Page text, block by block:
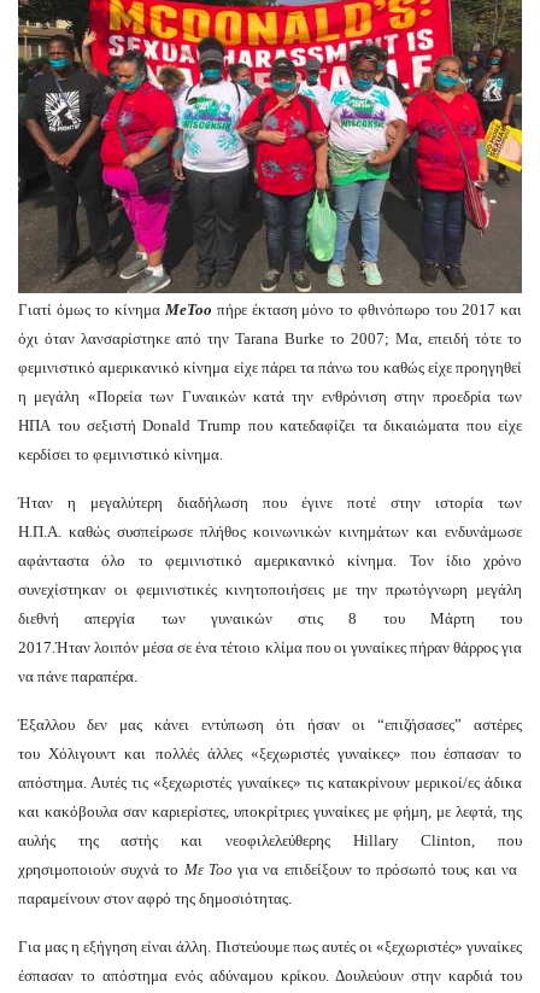
Γιατί όμως το κίνημα MeToo πήρε έκταση μόνο το φθινόπωρο του 2017 και
όχι όταν λανσαρίστηκε από την Tarana Burke το 2007; Μα, επειδή τότε το
φεμινιστικό αμερικανικό κίνημα είχε πάρει τα πάνω του καθώς είχε προηγηθεί
η μεγάλη «Πορεία των Γυναικών κατά την ενθρόνιση στην προεδρία των
ΗΠΑ του σεξιστή Donald Trump που κατεδαφίζει τα δικαιώματα που είχε
κερδίσει το φεμινιστικό κίνημα.
Ήταν η μεγαλύτερη διαδήλωση που έγινε ποτέ στην ιστορία των
Η.Π.Α. καθώς συσπείρωσε πλήθος κοινωνικών κινημάτων και ενδυνάμωσε
αφάνταστα όλο το φεμινιστικό αμερικανικό κίνημα. Τον ίδιο χρόνο
συνεχίστηκαν οι φεμινιστικές κινητοποιήσεις με την πρωτόγνωρη μεγάλη
διεθνή απεργία των γυναικών στις 8 του Μάρτη του
2017.Ήταν λοιπόν μέσα σε ένατέτοιο κλίμα που οι γυναίκες πήραν θάρρος για
να πάνε παραπέρα.
Έξαλλου δεν μας κάνει εντύπωση ότι ήσαν οι “επιζήσασες” αστέρες
του Χόλιγουντ και πολλές άλλες «ξεχωριστές γυναίκες» που έσπασαν το
απόστημα. Αυτές τις «ξεχωριστές γυναίκες» τις κατακρίνουν μερικοί/ες άδικα
και κακόβουλα σαν καριερίστες, υποκρίτριες γυναίκες με φήμη, με λεφτά, της
αυλής της αστής και νεοφιλελεύθερης Hillary Clinton, που
χρησιμοποιούν συχνά το Με Τοο για να επιδείξουν το πρόσωπό τους και να
παραμείνουν στον αφρό της δημοσιότητας.
Για μας η εξήγηση είναι άλλη. Πιστεύουμε πως αυτές οι «ξεχωριστές» γυναίκες
έσπασαν το απόστημα ενός αδύναμου κρίκου. Δουλεύουν στην καρδιά του